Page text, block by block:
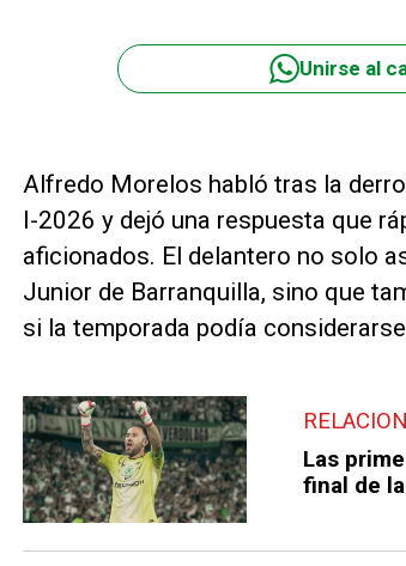
Unirse al
Alfredo Morelos habló tras la
I-2026 y dejó una respuesta que
aficionados. El delantero no solo
Junior de Barranquilla, sino que
si la temporada podía
Las
final de